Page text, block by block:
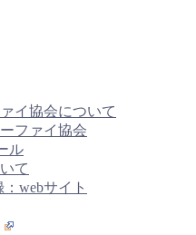
イ協会について
ファイ協会
ル
て
webサイト